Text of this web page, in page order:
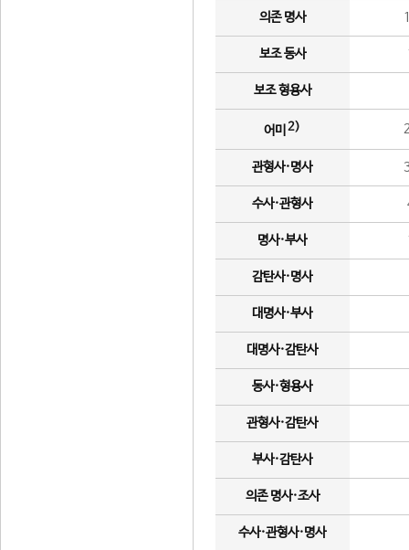
의존 명사
보조 동사
보조 형용사
어미 2)
관형사·명사
수사·관형사
명사·부사
감탄사·명사
대명사·부사
대명사·감탄사
동사·형용사
관형사·감탄사
부사·감탄사
의존 명사·조사
수사·관형사·명사